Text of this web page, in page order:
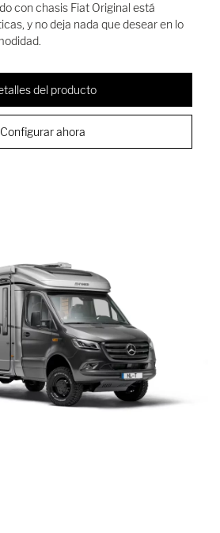
con chasis Fiat Original está
y no deja nada que desear en lo
del producto
Configurar ahora